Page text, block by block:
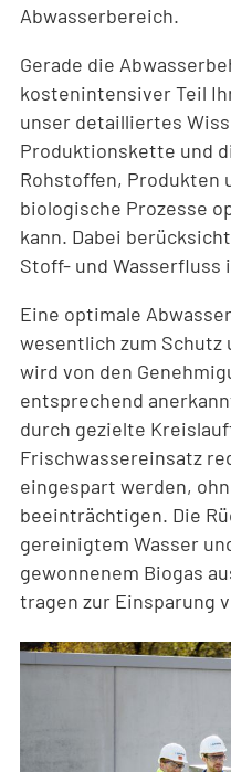
Abwasserbereich.
Gerade die
kostenintensiver Teil
unser detailliertes
Produktionskette und
Rohstoffen, Produkten
biologische Prozesse
kann. Dabei
Stoff- und Wasserfluss
Eine optimale
wesentlich zum Schutz
wird von den
entsprechend
durch gezielte
Frischwassereinsatz
eingespart werden,
beeinträchtigen. Die
gereinigtem Wasser
gewonnenem Biogas
tragen zur Einsparung